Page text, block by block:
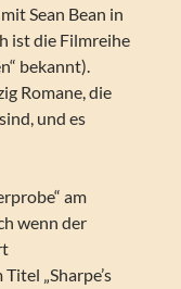
Sean Bean in
ist die Filmreihe
bekannt).
Romane, die
und es
am
wenn der
„Sharpe’s